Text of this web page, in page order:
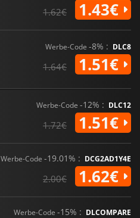
1.62€ 1.43€
Werbe-Code -8% : DLC8
1.64€ 1.51€
Werbe-Code -12% : DLC12
1.72€ 1.51€
Werbe-Code -19.01% : DCG2AD1Y4E
2.00€ 1.62€
Werbe-Code -15% : DLCOMPARE